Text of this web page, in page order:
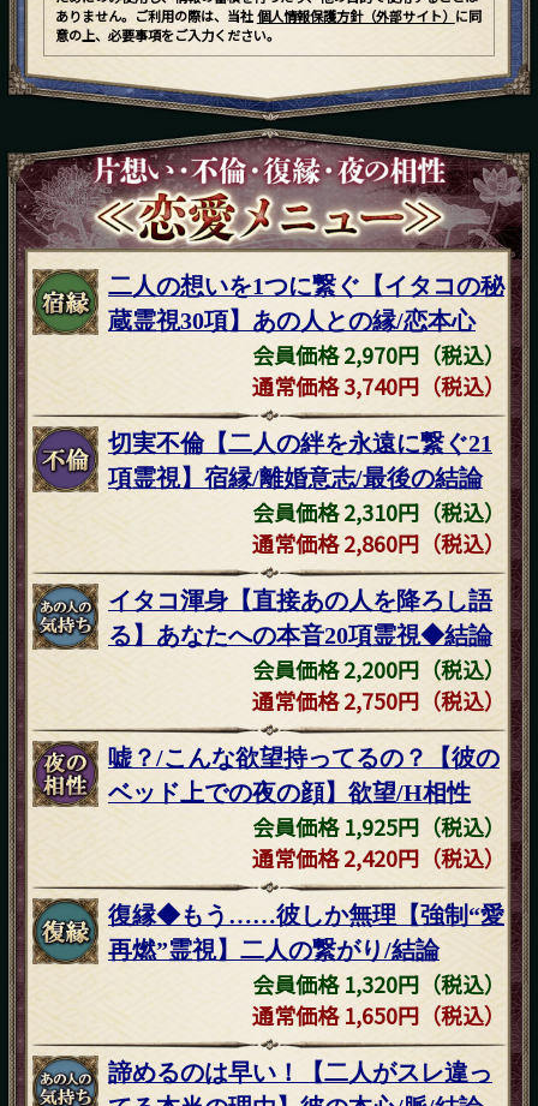
ありません。ご利用の際は、当社個人情報保護方針（外部サイト） に同
意の上、必要事項をご入力ください。
二人の想いを1つに繋ぐ【イタコの秘
蔵霊視30項】あの人との縁/恋本心
会員価格 2,970円（税込）
通常価格 3,740円（税込）
切実不倫【二人の絆を永遠に繋ぐ21
項霊視】宿縁/離婚意志/最後の結論
会員価格 2,310円（税込）
通常価格 2,860円（税込）
イタコ渾身【直接あの人を降ろし語
る】あなたへの本音20項霊視◆結論
会員価格 2,200円（税込）
通常価格 2,750円（税込）
嘘？/こんな欲望持ってるの？【彼の
ベッド上での夜の顔】欲望/H相性
会員価格 1,925円（税込）
通常価格 2,420円（税込）
復縁◆もう……彼しか無理【強制“愛
再燃”霊視】二人の繋がり/結論
会員価格 1,320円（税込）
通常価格 1,650円（税込）
諦めるのは早い！【二人がスレ違っ